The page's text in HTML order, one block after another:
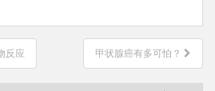
反应 甲状腺癌有多可怕？